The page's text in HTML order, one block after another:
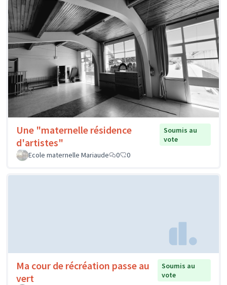
Une "maternelle résidence
d'artistes"
Soumis au
vote
Ecole maternelle Mariaude
0 0
Ma cour de récréation passe au
vert
Soumis au
vote